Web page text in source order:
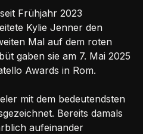
Frühjahr 2023
Kylie Jenner den
Mal auf dem roten
gaben sie am 7. Mai 2025
Awards in Rom.
mit dem bedeutendsten
Bereits damals
aufeinander